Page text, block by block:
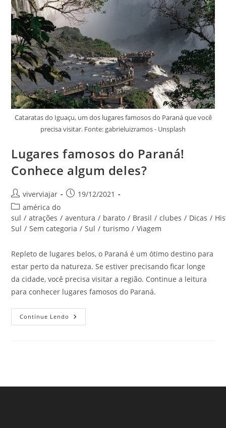
Cataratas do Iguaçu, um dos lugares famosos do Paraná que você
precisa visitar. Fonte: gabrieluizramos - Unsplash
Lugares famosos do Paraná!
Conhece algum deles?
Autor
do
post:
viverviajar
Post19/12/2021
Categoria
do
post:
américa do
sul / atrações / aventura / barato / Brasil / clubes / Dicas /
Sul / Sem categoria / Sul / turismo / Viagem
Repleto de lugares belos, o Paraná é um ótimo destino para
estar perto da natureza. Se estiver precisando ficar longe
da cidade, você precisa visitar a região. Continue a leitura
para conhecer lugares famosos do Paraná.
Continue Lendo Lugares
Famosos